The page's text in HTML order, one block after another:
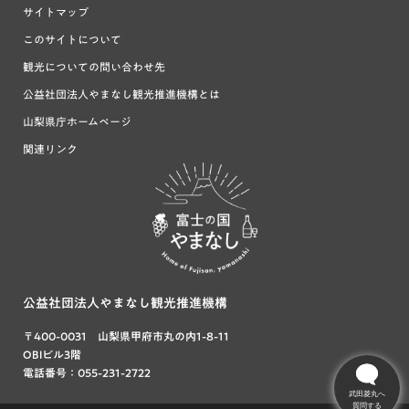
サイトマップ
このサイトについて
観光についての問い合わせ先
公益社団法人やまなし観光推進機構とは
山梨県庁ホームページ
関連リンク
富士の国や
まなし
公益社団法人やまなし観光推進機構
〒400-0031 山梨県甲府市丸の内1-8-11
OBIビル3階
電話番号：055-231-2722
武田菱丸へ
質問する